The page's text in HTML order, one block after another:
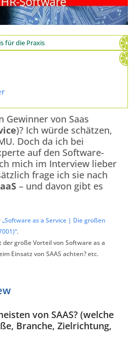
für die Praxis
Gewinner von Saas
)? Ich würde schätzen,
Doch da ich bei
auf den Software-
mich im Interview lieber
frage ich sie nach
– und davon gibt es
„Software as a Service | Die großen
.
große Vorteil von Software as a
Einsatz von SAAS achten? etc.
von SAAS? (welche
Branche, Zielrichtung,